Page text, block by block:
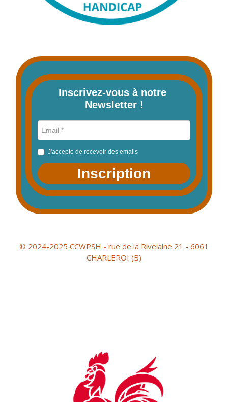
Inscrivez-vous à notre
Newsletter !
J'accepte de recevoir des emails
Inscription
© 2024-2025 CCWPSH - rue de la Rivelaine 21 - 6061
CHARLEROI (B)